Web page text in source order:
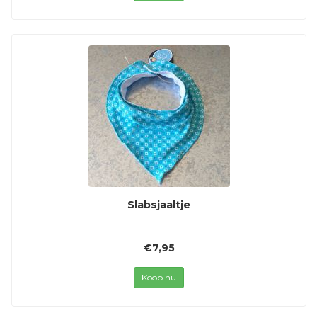
Slabsjaaltje
€7,95
Koop nu